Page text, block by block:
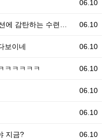
06.10
06.10
에 감탄하는 수련…
06.10
보이네
06.10
ㅋㅋㅋㅋㅋ
06.10
06.10
06.10
지금?